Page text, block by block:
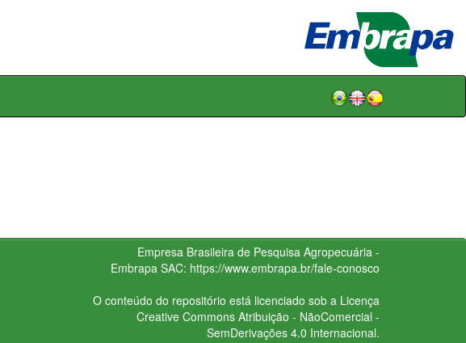
Empresa Brasileira de Pesquisa Agropecuária -
Embrapa SAC: https://www.embrapa.br/fale-conosco
O conteúdo do repositório está licenciado sob a Licença
Creative CommonsAtribuição - NãoComercial -
SemDerivações 4.0 Internacional.